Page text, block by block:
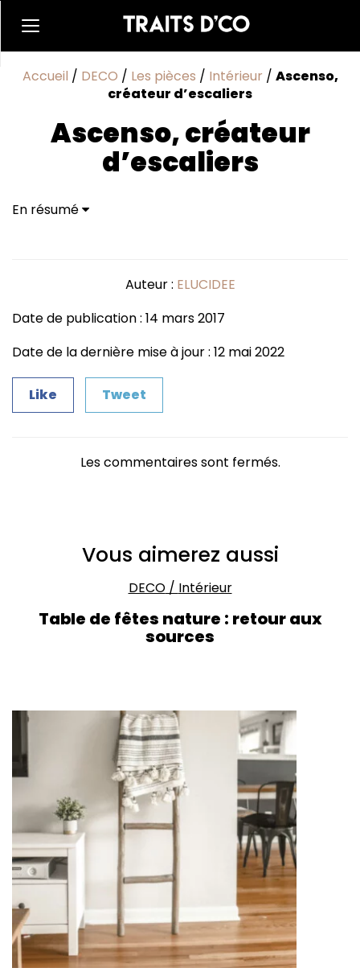
Accueil / DECO / Les pièces / Intérieur / Ascenso,
créateur d’escaliers
Ascenso, créateur
d’escaliers
En résumé
Auteur : ELUCIDEE
Date de publication : 14 mars 2017
Date de la dernière mise à jour : 12 mai 2022
Like Tweet
Les commentaires sont fermés.
Vous aimerez aussi
DECO/ Intérieur
Table de fêtes nature : retour aux
sources